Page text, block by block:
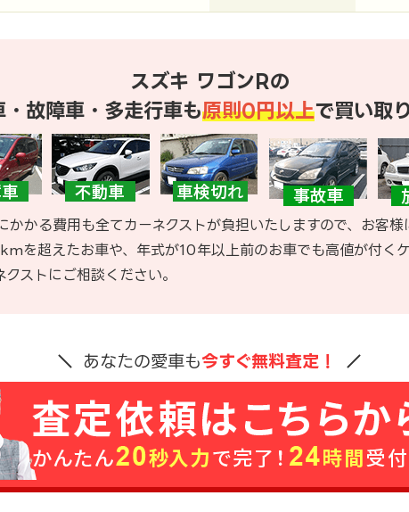
スズキ ワゴンRの
・故障車・多走行車も原則0円以上で買い取
かかる費用も全てカーネクストが負担いたしますので、お客
を超えたお車や、年式が10年以上前のお車でも高値が付く
ストにご相談ください。
あなたの愛車も今すぐ無料査定！